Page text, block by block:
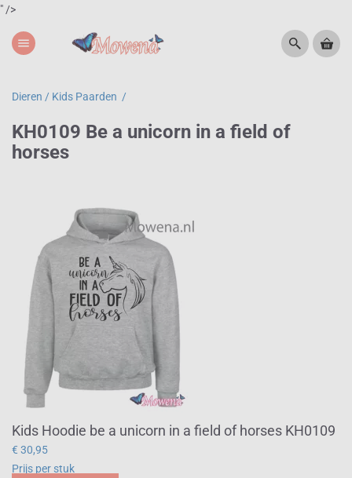
" />
menu
Dieren / Kids Paarden /
KH0109 Be a unicorn in a field of
horses
Kids Hoodie be a unicorn in a field of horses KH0109
€ 30,95
Prijs per stuk